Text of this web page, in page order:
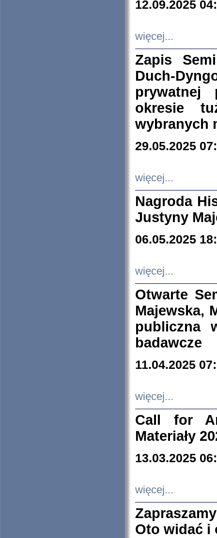
12.09.2025
więcej...
Zapis
Duch-
prywatnej
okresie
wybranych
29.05.2025
więcej...
Nagroda
Justyny
06.05.2025
więcej...
Otwarte
Majewska,
publiczna
badawcze
11.04.2025
więcej...
Call for
Materiały
13.03.2025
więcej...
Oto widać i